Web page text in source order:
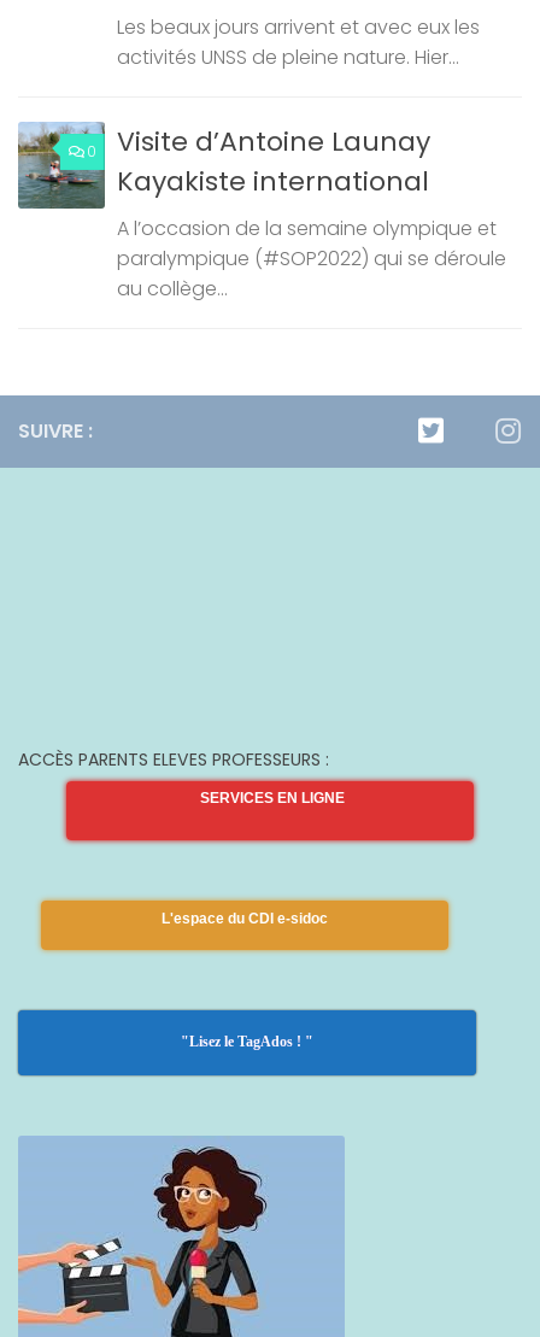
Les beaux jours arrivent et avec eux les
activités UNSS de pleine nature. Hier...
0
Visite d’Antoine Launay
Kayakiste international
A l’occasion de la semaine olympique et
paralympique (#SOP2022) qui se déroule
au collège...
SUIVRE :
ACCÈS PARENTS ELEVES PROFESSEURS :
SERVICES EN LIGNE
L'espace du CDI e-sidoc
"Lisez le TagAdos ! "